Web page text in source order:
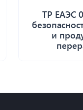
ТР ЕАЭС
и